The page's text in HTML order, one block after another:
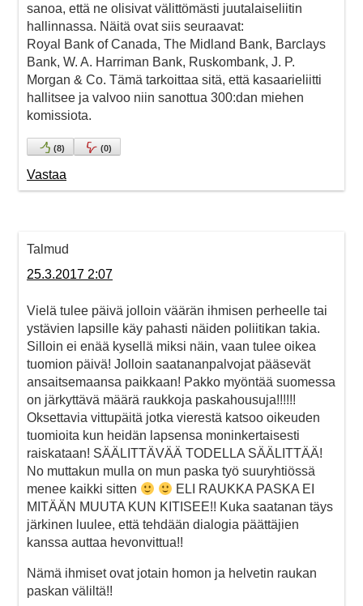
sanoa, että ne olisivat välittömästi juutalaiseliitin
hallinnassa. Näitä ovat siis seuraavat:
Royal Bank of Canada, The Midland Bank, Barclays
Bank, W. A. Harriman Bank, Ruskombank, J. P.
Morgan & Co. Tämä tarkoittaa sitä, että kasaarieliitti
hallitsee ja valvoo niin sanottua 300:dan miehen
komissiota.
(8) (0)
Vastaa
Talmud
25.3.2017 2:07
Vielä tulee päivä jolloin väärän ihmisen perheelle tai
ystävien lapsille käy pahasti näiden poliitikan takia.
Silloin ei enää kysellä miksi näin, vaan tulee oikea
tuomion päivä! Jolloin saatananpalvojat pääsevät
ansaitsemaansa paikkaan! Pakko myöntää suomessa
on järkyttävä määrä raukkoja paskahousuja!!!!!!
Oksettavia vittupäitä jotka vierestä katsoo oikeuden
tuomioita kun heidän lapsensa moninkertaisesti
raiskataan! SÄÄLITTÄVÄÄ TODELLA SÄÄLITTÄÄ!
No muttakun mulla on mun paska työ suuryhtiössä
menee kaikki sitten
ELI RAUKKA PASKA EI
MITÄÄN MUUTA KUN KITISEE!! Kuka saatanan täys
järkinen luulee, että tehdään dialogia päättäjien
kanssa auttaa hevonvittua!!
Nämä ihmiset ovat jotain homon ja helvetin raukan
paskan väliltä!!